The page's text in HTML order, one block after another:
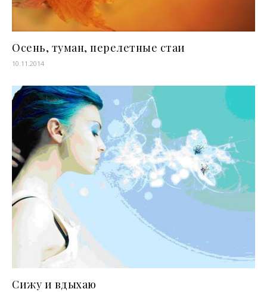
Осень, туман, перелетные стаи
10.11.2014
Сижу и вдыхаю